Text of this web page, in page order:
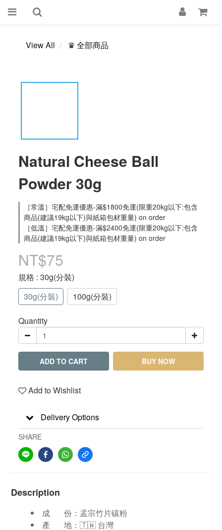
View All ♛ 全部商品
Natural Cheese Ball
Powder 30g
［常溫］宅配免運優惠-滿$1800免運(限重20kg以下:包含
商品(建議19kg以下)與紙箱包材重量) on order
［低溫］宅配免運優惠-滿$2400免運(限重20kg以下:包含
商品(建議19kg以下)與紙箱包材重量) on order
NT$75
規格 : 30g(分裝)
30g(分裝)
100g(分裝)
Quantity
ADD TO CART BUY NOW
Add to Wishlist
Delivery Options
SHARE
Description
成 份：孟宗竹片碳粉
產 地：🇹🇼 台灣